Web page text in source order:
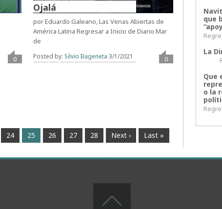
0
Ojalá
por Eduardo Galeano, Las Venas Abiertas de
América Latina Regresar a Inicio de Diario Mar
de
Posted by: Silvio Bageneta 3/1/2021 0
24 25 26 27 28 Next › Last »
que
La
Que
o la